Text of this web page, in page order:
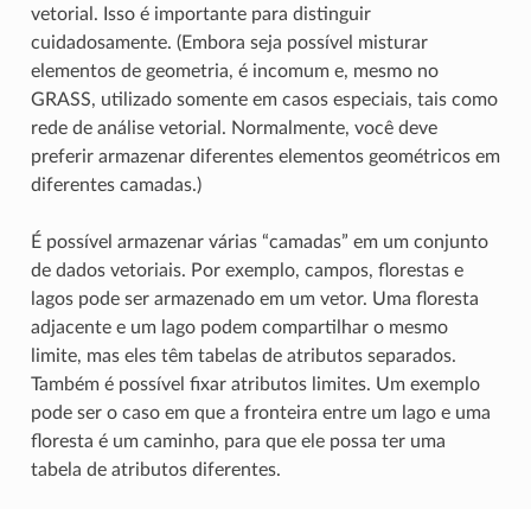
vetorial. Isso é importante para distinguir
cuidadosamente. (Embora seja possível misturar
elementos de geometria, é incomum e, mesmo no
GRASS, utilizado somente em casos especiais, tais como
rede de análise vetorial. Normalmente, você deve
preferir armazenar diferentes elementos geométricos em
diferentes camadas.)
É possível armazenar várias “camadas” em um conjunto
de dados vetoriais. Por exemplo, campos, florestas e
lagos pode ser armazenado em um vetor. Uma floresta
adjacente e um lago podem compartilhar o mesmo
limite, mas eles têm tabelas de atributos separados.
Também é possível fixar atributos limites. Um exemplo
pode ser o caso em que a fronteira entre um lago e uma
floresta é um caminho, para que ele possa ter uma
tabela de atributos diferentes.